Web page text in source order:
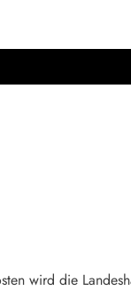
wird die